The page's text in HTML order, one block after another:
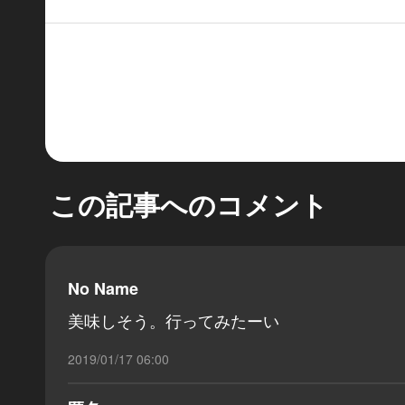
この記事へのコメント
No Name
美味しそう。行ってみたーい
2019/01/17 06:00